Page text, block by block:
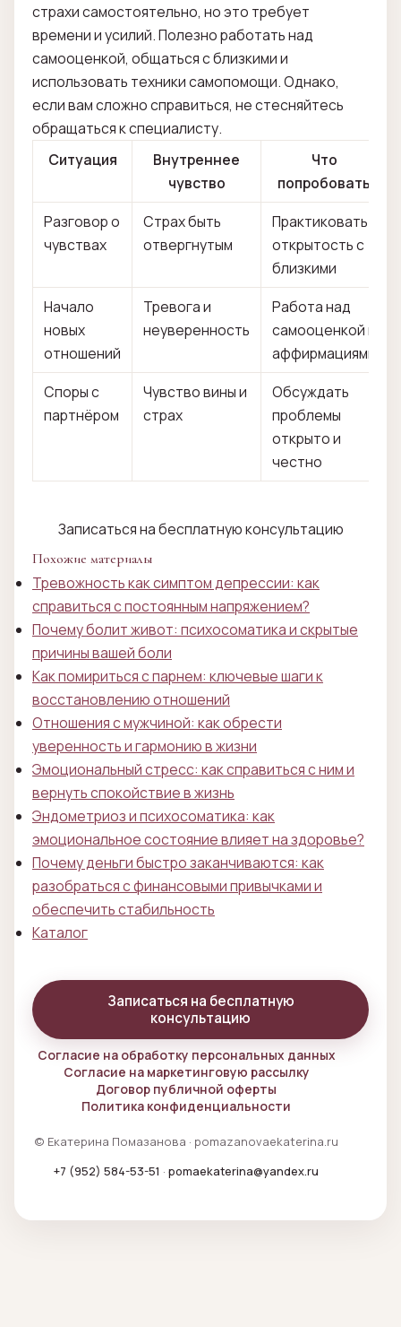
страхи самостоятельно, но это требует
времени и усилий. Полезно работать над
самооценкой, общаться с близкими и
использовать техники самопомощи. Однако,
если вам сложно справиться, не стесняйтесь
обращаться к специалисту.
Ситуация
Внутреннее
чувство
Что
попробовать
Разговор о
чувствах
Страх быть
отвергнутым
Практиковать
открытость с
близкими
Начало
новых
отношений
Тревога и
неуверенность
Работа над
самооценкой и
аффирмациями
Споры с
партнёром
Чувство вины и
страх
Обсуждать
проблемы
открыто и
честно
Записаться на бесплатную консультацию
Похожие материалы
Тревожность как симптом депрессии: как
справиться с постоянным напряжением?
Почему болит живот: психосоматика и скрытые
причины вашей боли
Как помириться с парнем: ключевые шаги к
восстановлению отношений
Отношения с мужчиной: как обрести
уверенность и гармонию в жизни
Эмоциональный стресс: как справиться с ним и
вернуть спокойствие в жизнь
Эндометриоз и психосоматика: как
эмоциональное состояние влияет на здоровье?
Почему деньги быстро заканчиваются: как
разобраться с финансовыми привычками и
обеспечить стабильность
Каталог
Записаться на бесплатную
консультацию
Согласие на обработку персональных данных
Согласие на маркетинговую рассылку
Договор публичной оферты
Политика конфиденциальности
© Екатерина Помазанова · pomazanovaekaterina.ru
+7 (952) 584-53-51 · pomaekaterina@yandex.ru